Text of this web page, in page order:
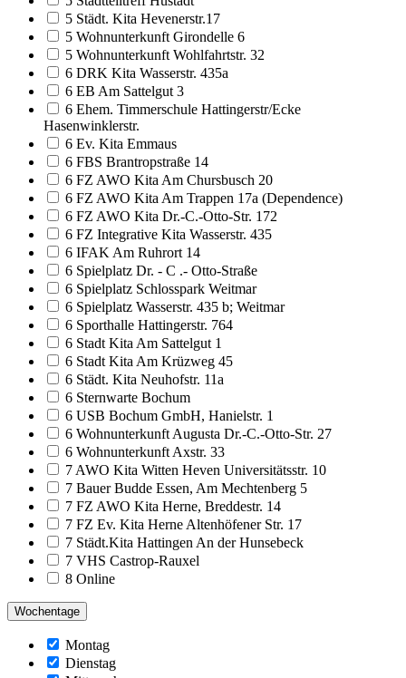
5 Städt. Kita Hevenerstr.17
5 Wohnunterkunft Girondelle 6
5 Wohnunterkunft Wohlfahrtstr. 32
6 DRK Kita Wasserstr. 435a
6 EB Am Sattelgut 3
6 Ehem. Timmerschule Hattingerstr/Ecke
Hasenwinklerstr.
6 Ev. Kita Emmaus
6 FBS Brantropstraße 14
6 FZ AWO Kita Am Chursbusch 20
6 FZ AWO Kita Am Trappen 17a (Dependence)
6 FZ AWO Kita Dr.-C.-Otto-Str. 172
6 FZ Integrative Kita Wasserstr. 435
6 IFAK Am Ruhrort 14
6 Spielplatz Dr. - C .- Otto-Straße
6 Spielplatz Schlosspark Weitmar
6 Spielplatz Wasserstr. 435 b; Weitmar
6 Sporthalle Hattingerstr. 764
6 Stadt Kita Am Sattelgut 1
6 Stadt Kita Am Krüzweg 45
6 Städt. Kita Neuhofstr. 11a
6 Sternwarte Bochum
6 USB Bochum GmbH, Hanielstr. 1
6 Wohnunterkunft Augusta Dr.-C.-Otto-Str. 27
6 Wohnunterkunft Axstr. 33
7 AWO Kita Witten Heven Universitätsstr. 10
7 Bauer Budde Essen, Am Mechtenberg 5
7 FZ AWO Kita Herne, Breddestr. 14
7 FZ Ev. Kita Herne Altenhöfener Str. 17
7 Städt.Kita Hattingen An der Hunsebeck
7 VHS Castrop-Rauxel
8 Online
Wochentage
Montag
Dienstag